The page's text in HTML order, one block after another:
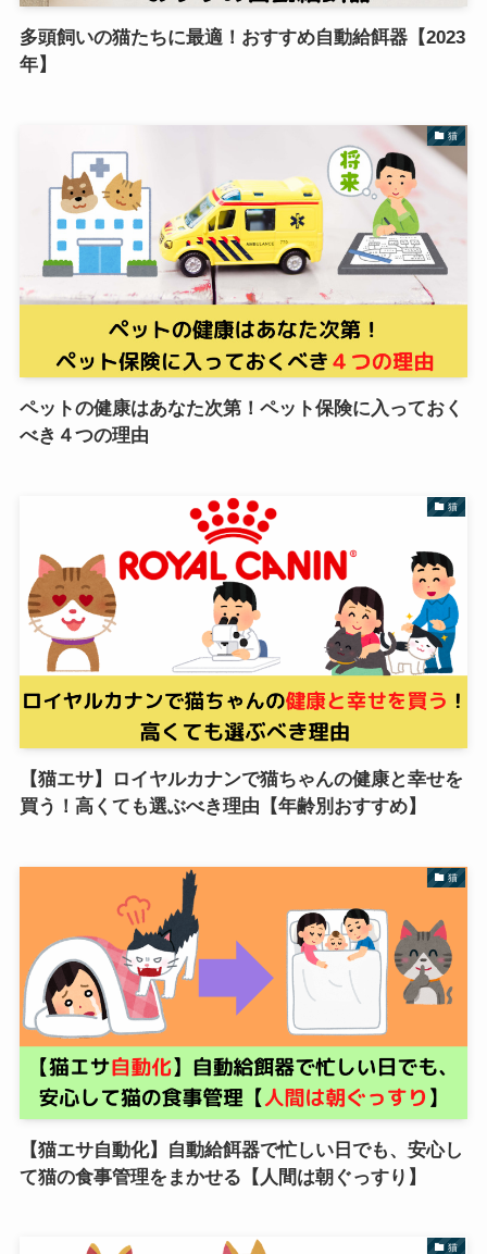
多頭飼いの猫たちに最適！おすすめ自動給餌器【2023
年】
猫
ペットの健康はあなた次第！ペット保険に入っておく
べき４つの理由
猫
【猫エサ】ロイヤルカナンで猫ちゃんの健康と幸せを
買う！高くても選ぶべき理由【年齢別おすすめ】
猫
【猫エサ自動化】自動給餌器で忙しい日でも、安心し
て猫の食事管理をまかせる【人間は朝ぐっすり】
猫